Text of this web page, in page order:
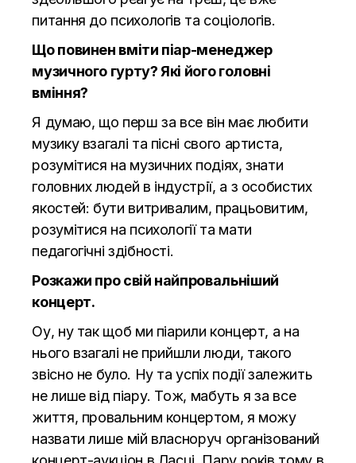
питання до психологів та соціологів.
Що повинен вміти піар-менеджер
музичного гурту? Які його головні
вміння?
Я думаю, що перш за все він має любити
музику взагалі та пісні свого артиста,
розумітися на музичних подіях, знати
головних людей в індустрії, а з особистих
якостей: бути витривалим, працьовитим,
розумітися на психології та мати
педагогічні здібності.
Розкажи про свій найпровальніший
концерт.
Оу, ну так щоб ми піарили концерт, а на
нього взагалі не прийшли люди, такого
звісно не було. Ну та успіх події залежить
не лише від піару. Тож, мабуть я за все
життя, провальним концертом, я можу
назвати лише мій власноруч організований